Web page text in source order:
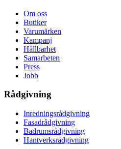
Om oss
Butiker
Varumärken
Kampanj
Hållbarhet
Samarbeten
Press
Jobb
Rådgivning
Inredningsrådgivning
Fasadrådgivning
Badrumsrådgivning
Hantverksrådgivning